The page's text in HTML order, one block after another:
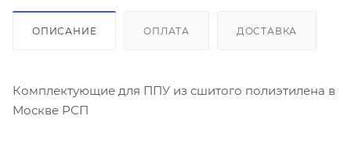
ОПИСАНИЕ ОПЛАТА ДОСТАВКА
Комплектующие для ППУ из сшитого полиэтилена в
Москве РСП